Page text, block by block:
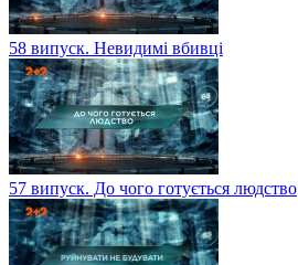
58 випуск. Невидимі вбивці
57 випуск. До чого готується людство